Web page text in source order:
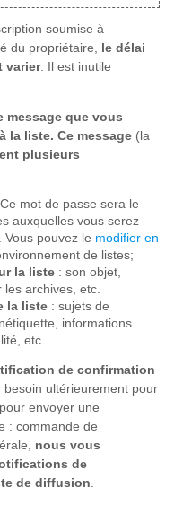
soumise à
du propriétaire, le délai
varier. Il est inutile
message que vous
la liste. Ce message (la
plusieurs
. Ce mot de passe sera le
auxquelles vous serez
pouvez le modifier en
de listes;
la liste : son objet,
archives, etc.
la liste : sujets de
informations
etc.
de confirmation
ultérieurement pour
envoyer une
: commande de
nous vous
de
de diffusion.